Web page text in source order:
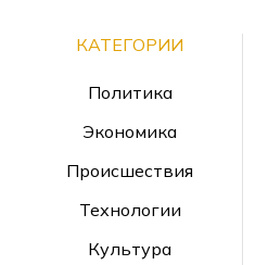
КАТЕГОРИИ
Политика
Экономика
Происшествия
Технологии
Культура